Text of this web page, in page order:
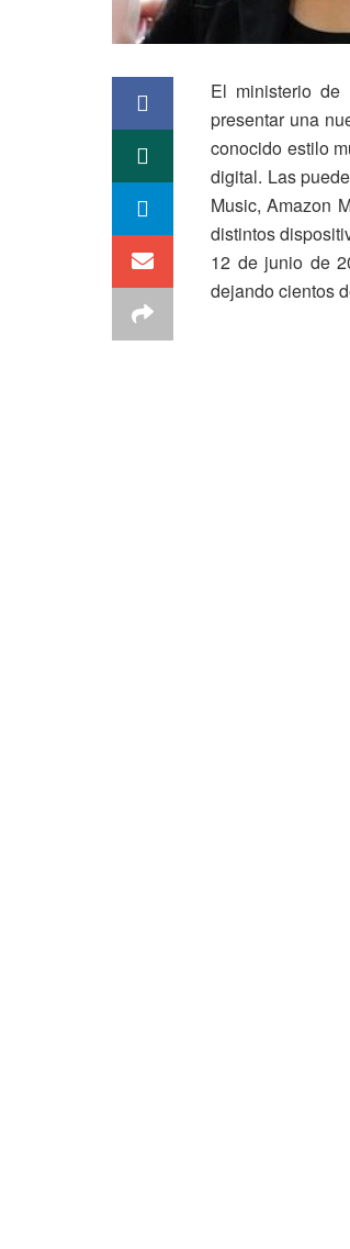
El ministerio de
presentar una
conocido estilo
digital. Las
Music, Amazon
distintos
12 de junio de
dejando cientos